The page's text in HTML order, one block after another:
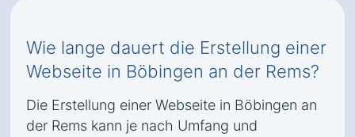
Wie lange dauert die Erstellung einer
Webseite in Böbingen an der Rems?
Die Erstellung einer Webseite in Böbingen an
der Rems kann je nach Umfang und